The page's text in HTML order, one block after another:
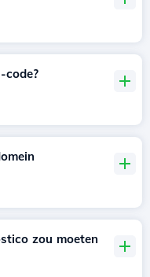
code?
zou moeten